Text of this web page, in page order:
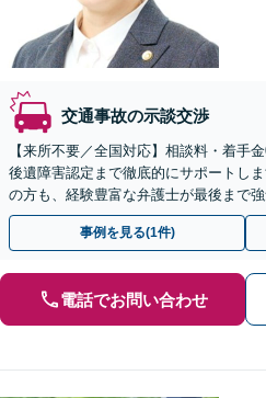
交通事故の示談交渉
【来所不要／全国対応】相談料・着手
後遺障害認定まで徹底的にサポートし
の方も、経験豊富な弁護士が最後まで
13拠点】お気軽にご相談ください。
事例を見る(1件)
電話でお問い合わせ